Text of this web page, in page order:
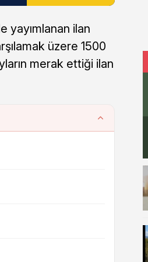
yayımlanan ilan
üzere 1500
merak ettiği ilan